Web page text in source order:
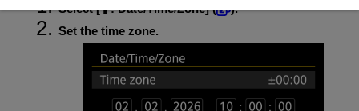
Select [ :Date/Time/Zone] (
).
Set the time zone.